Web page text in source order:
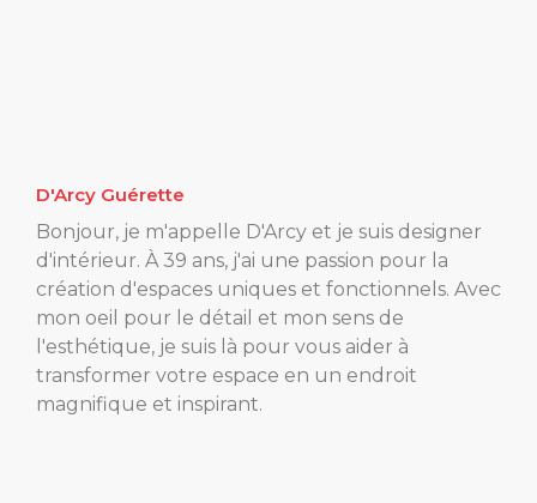
D'Arcy Guérette
Bonjour, je m'appelle D'Arcy et je suis designer
d'intérieur. À 39 ans, j'ai une passion pour la
création d'espaces uniques et fonctionnels. Avec
mon oeil pour le détail et mon sens de
l'esthétique, je suis là pour vous aider à
transformer votre espace en un endroit
magnifique et inspirant.